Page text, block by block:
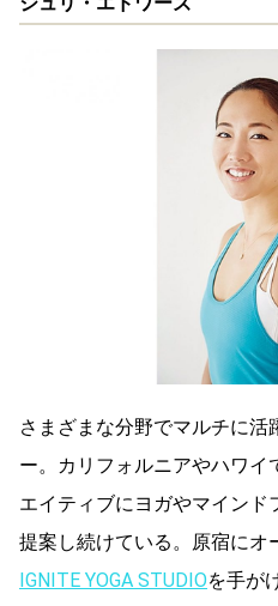
さまざまな分野でマルチに活
ー。カリフォルニアやハワイ
エイティブにヨガやマインド
提案し続けている。原宿にオ
IGNITE YOGA STUDIOを手が